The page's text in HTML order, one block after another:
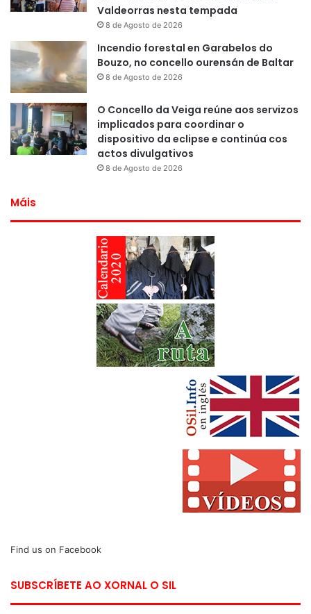
Valdeorras nesta tempada
8 de Agosto de 2026
Incendio forestal en Garabelos do
Bouzo, no concello ourensán de Baltar
8 de Agosto de 2026
O Concello da Veiga reúne aos servizos
implicados para coordinar o
dispositivo da eclipse e continúa cos
actos divulgativos
8 de Agosto de 2026
Máis
Find us on Facebook
SUBSCRÍBETE AO XORNAL O SIL